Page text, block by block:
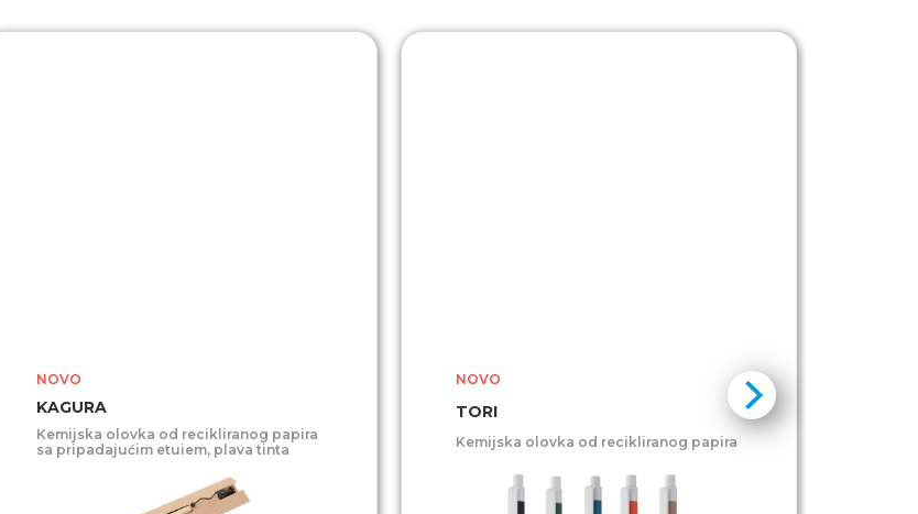
NOVO
KAGURA
Kemijska olovka od recikliranog papira
sa pripadajućim etuiem, plava tinta
NOVO
TORI
Kemijska olovka od recikliranog papira